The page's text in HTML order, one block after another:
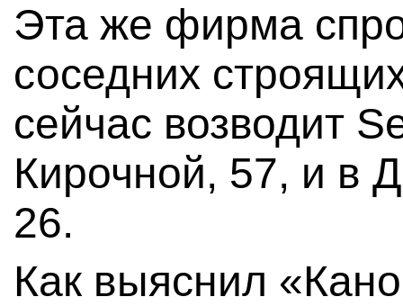
Эта же фирма
соседних
сейчас возводит
Кирочной, 57, и в
26.
Как выяснил